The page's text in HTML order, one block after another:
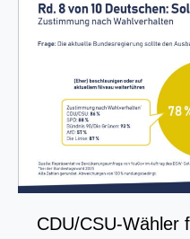
in
CDU/CSU-Wähler